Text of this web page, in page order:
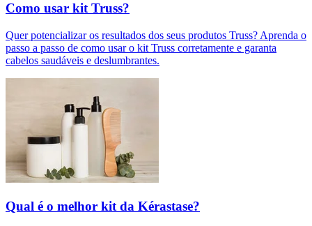
Como usar kit Truss?
Quer potencializar os resultados dos seus produtos Truss? Aprenda o
passo a passo de como usar o kit Truss corretamente e garanta
cabelos saudáveis e deslumbrantes.
Qual é o melhor kit da Kérastase?